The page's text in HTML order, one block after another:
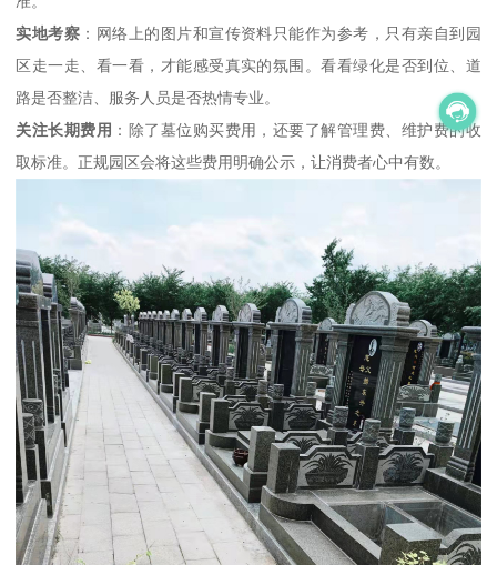
实地考察 ：网络上的图片和宣传资料只能作为参考，只有亲自到园
区走一走、看一看，才能感受真实的氛围。看看绿化是否到位、道
路是否整洁、服务人员是否热情专业。
关注长期费用 ：除了墓位购买费用，还要了解管理费、维护费的收
取标准。正规园区会将这些费用明确公示，让消费者心中有数。